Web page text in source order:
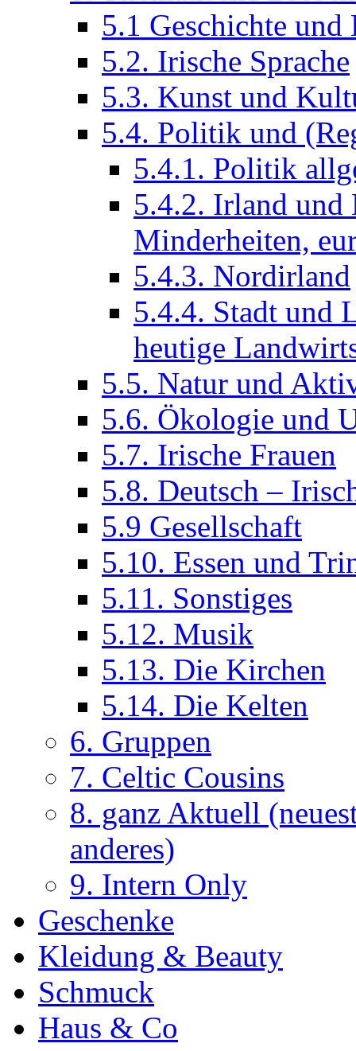
5.1 Geschichte
5.2. Irische Sprache
5.3. Kunst und
5.4. Politik und
5.4.1. Politik
5.4.2. Irland und
Minderheiten,
5.4.3. Nordirland
5.4.4. Stadt und
heutige
5.5. Natur und
5.6. Ökologie und
5.7. Irische Frauen
5.8. Deutsch –
5.9 Gesellschaft
5.10. Essen und
5.11. Sonstiges
5.12. Musik
5.13. Die Kirchen
5.14. Die Kelten
6. Gruppen
7. Celtic Cousins
8. ganz Aktuell
anderes)
9. Intern Only
Geschenke
Kleidung & Beauty
Schmuck
Haus & Co